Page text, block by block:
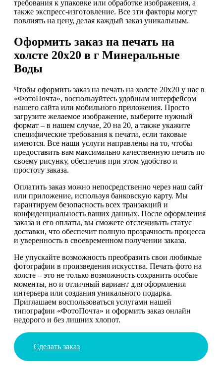
требования к упаковке или обработке изображения, а
также экспресс-изготовление. Все эти факторы могут
повлиять на цену, делая каждый заказ уникальным.
Оформить заказ на печать на
холсте 20х20 в г Минеральные
Воды
Чтобы оформить заказ на печать на холсте 20х20 у нас в
«ФотоПочта», воспользуйтесь удобным интерфейсом
нашего сайта или мобильного приложения. Просто
загрузите желаемое изображение, выберите нужный
формат – в нашем случае, 20 на 20, а также укажите
специфические требования к печати, если таковые
имеются. Все наши услуги направлены на то, чтобы
предоставить вам максимально качественную печать по
своему рисунку, обеспечив при этом удобство и
простоту заказа.
Оплатить заказ можно непосредственно через наш сайт
или приложение, используя банковскую карту. Мы
гарантируем безопасность всех транзакций и
конфиденциальность ваших данных. После оформления
заказа и его оплаты, вы сможете отслеживать статус
доставки, что обеспечит полную прозрачность процесса
и уверенность в своевременном получении заказа.
Не упускайте возможность преобразить свои любимые
фотографии в произведения искусства. Печать фото на
холсте – это не только возможность сохранить особые
моменты, но и отличный вариант для оформления
интерьера или создания уникального подарка.
Приглашаем воспользоваться услугами нашей
типографии «ФотоПочта» и оформить заказ онлайн
недорого и без лишних хлопот.
Сделать заказ